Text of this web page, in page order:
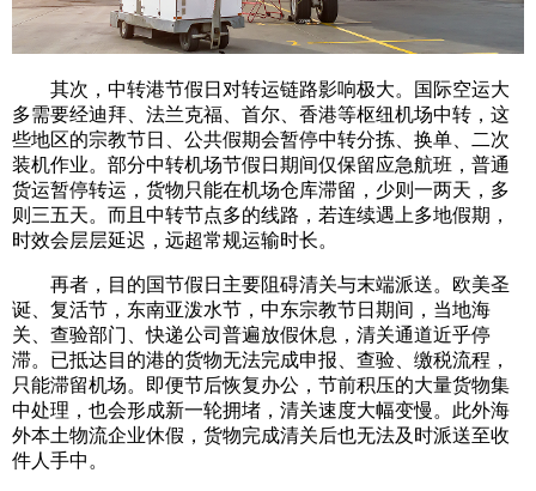
其次，中转港节假日对转运链路影响极大。国际空运大
多需要经迪拜、法兰克福、首尔、香港等枢纽机场中转，这
些地区的宗教节日、公共假期会暂停中转分拣、换单、二次
装机作业。部分中转机场节假日期间仅保留应急航班，普通
货运暂停转运，货物只能在机场仓库滞留，少则一两天，多
则三五天。而且中转节点多的线路，若连续遇上多地假期，
时效会层层延迟，远超常规运输时长。
再者，目的国节假日主要阻碍清关与末端派送。欧美圣
诞、复活节，东南亚泼水节，中东宗教节日期间，当地海
关、查验部门、快递公司普遍放假休息，清关通道近乎停
滞。已抵达目的港的货物无法完成申报、查验、缴税流程，
只能滞留机场。即便节后恢复办公，节前积压的大量货物集
中处理，也会形成新一轮拥堵，清关速度大幅变慢。此外海
外本土物流企业休假，货物完成清关后也无法及时派送至收
件人手中。